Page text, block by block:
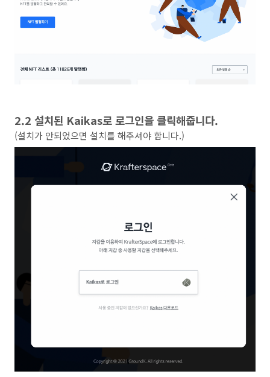
2.2 설치된 Kaikas로 로그인을 클릭해줍니다.
(설치가 안되었으면 설치를 해주셔야 합니다.)